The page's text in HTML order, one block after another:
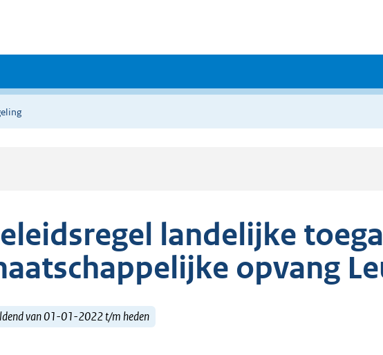
landelijke
opvang
van 01-01-2022 t/m heden